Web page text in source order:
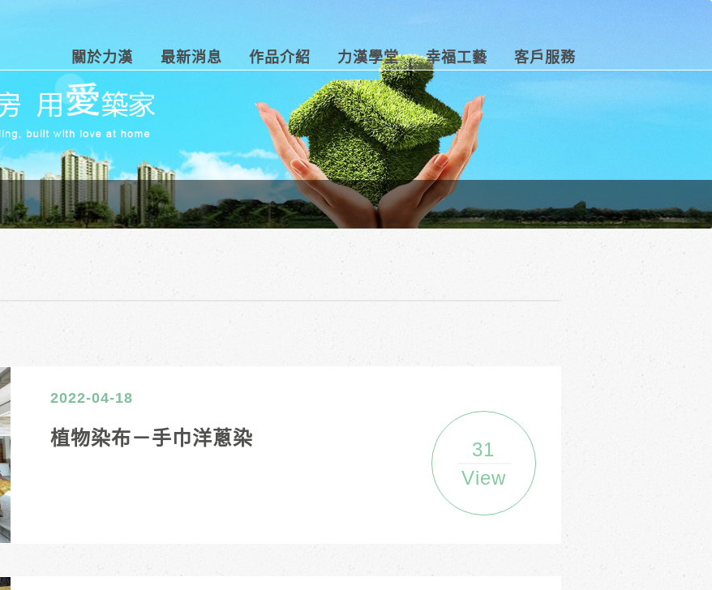
關於力漢 最新消息 作品介紹 力漢學堂 幸福工藝 客戶服務
2022-04-18
植物染布－手巾洋蔥染
31
View